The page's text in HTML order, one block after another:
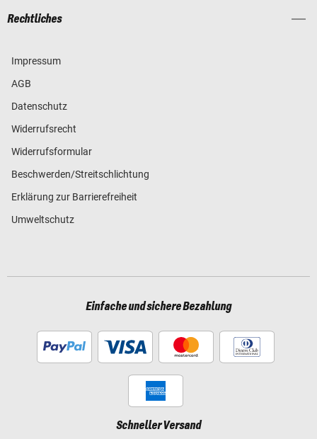
Rechtliches
Impressum
AGB
Datenschutz
Widerrufsrecht
Widerrufsformular
Beschwerden/Streitschlichtung
Erklärung zur Barrierefreiheit
Umweltschutz
Einfache und sichere Bezahlung
Schneller Versand